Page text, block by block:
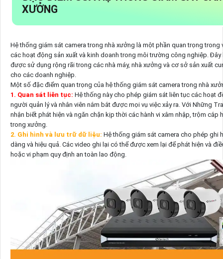
XƯỞNG
Hệ thống giám sát camera trong nhà xưởng là một phần quan trọng trong
các hoạt động sản xuất và kinh doanh trong môi trường công nghiệp.
được sử dụng rộng rãi trong các nhà máy, nhà xưởng và cơ sở sản xuất
cho các doanh nghiệp.
Một số đặc điểm quan trọng của hệ thống giám sát camera trong nhà
1. Quan sát liên tục: Hệ thống này cho phép giám sát liên tục các hoạt
người quản lý và nhân viên nắm bắt được mọi vụ việc xảy ra. Với Những
nhận biết phát hiện và ngăn chặn kịp thời các hành vi xâm nhập, trộm cắp
trong xưởng.
2. Ghi hình và lưu trữ dữ liệu: Hệ thống giám sát camera cho phép ghi
dàng và hiệu quả. Các video ghi lại có thể được xem lại để phát hiện và
hoặc vi phạm quy định an toàn lao động.